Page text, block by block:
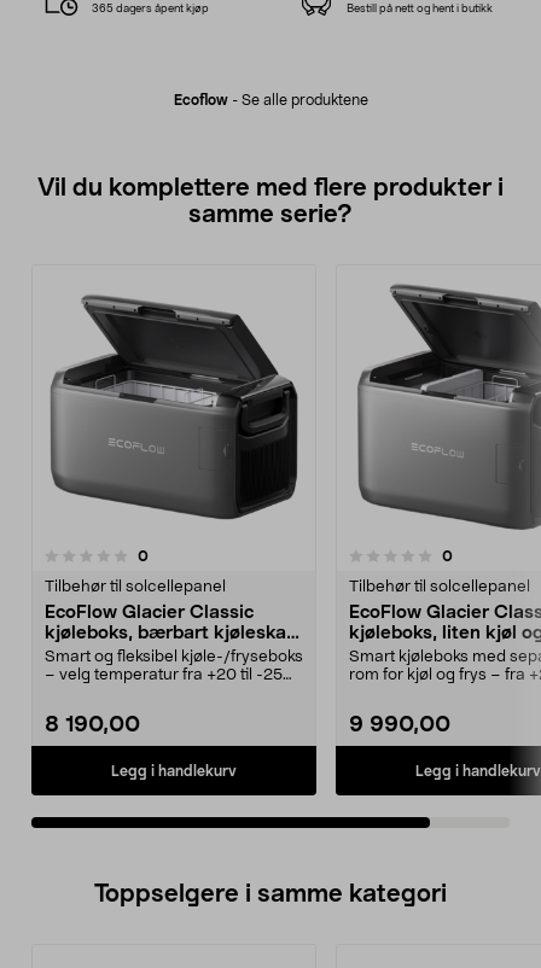
Ecoflow- Se alle produktene
365 dagers åpent kjøp Bestill på nett og hent i butikk
Vil du komplettere med flere produkter i
samme serie?
0anmeldelser
Tilbehør til solcellepanel
EcoFlow Glacier Classic
kjøleboks, bærbart kjøleskap
35 liter
Smart og fleksibel kjøle-/fryseboks
– velg temperatur fra +20 til -25
8 190,00
Legg i handlekurv
0.0 av 5 stjerner 0anmeldelser
Tilbehør til solcellepanel
EcoFlow Glacier
kjøleboks, liten kjøl
45 l
Smart kjøleboks med
rom for kjøl og frys – fra
9 990,00
Legg i handlekurv
Toppselgere i samme kategori